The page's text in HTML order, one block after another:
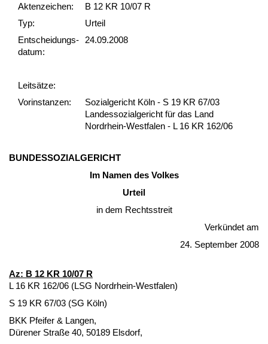
Akten­zeichen:
B 12 KR 10/07 R
Typ:
Urteil
Ent­scheid­ungs­
datum:
24.09.2008
Leit­sätze:
Vor­ins­tan­zen:
Sozialgericht Köln - S 19 KR 67/03
Landessozialgericht für das Land
Nordrhein-Westfalen - L 16 KR 162/06
BUN­DESSO­ZIAL­GERICHT
Im Na­men des Vol­kes
Ur­teil
in dem Rechts­streit
Verkündet am
24. Sep­tem­ber 2008
Az: B 12 KR 10/07 R
L 16 KR 162/06 (LSG Nord­rhein-West­fa­len)
S 19 KR 67/03 (SG Köln)
BKK Pfei­fer & Lan­gen,
Düre­ner Straße 40, 50189 Els­dorf,